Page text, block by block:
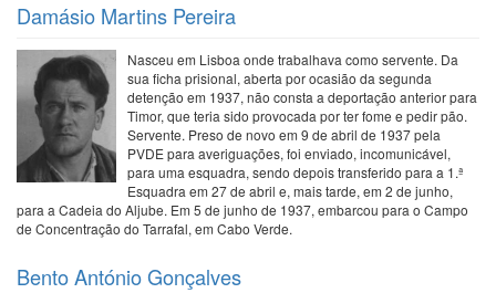
Damásio Martins Pereira
Nasceu em Lisboa onde trabalhava como servente. Da
sua ficha prisional, aberta por ocasião da segunda
detenção em 1937, não consta a deportação anterior para
Timor, que teria sido provocada por ter fome e pedir pão.
Servente. Preso de novo em 9 de abril de 1937 pela
PVDE para averiguações, foi enviado, incomunicável,
para uma esquadra, sendo depois transferido para a 1.ª
Esquadra em 27 de abril e, mais tarde, em 2 de junho,
para a Cadeia do Aljube. Em 5 de junho de 1937, embarcou para o Campo
de Concentração do Tarrafal, em Cabo Verde.
Bento António Gonçalves